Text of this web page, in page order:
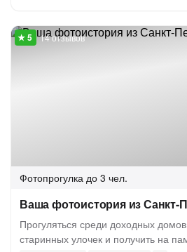
14 отзывов
Фотопрогулка до 3 чел.
Ваша фотоистория из Санкт-
Прогуляться среди доходных
старинных улочек и получить на